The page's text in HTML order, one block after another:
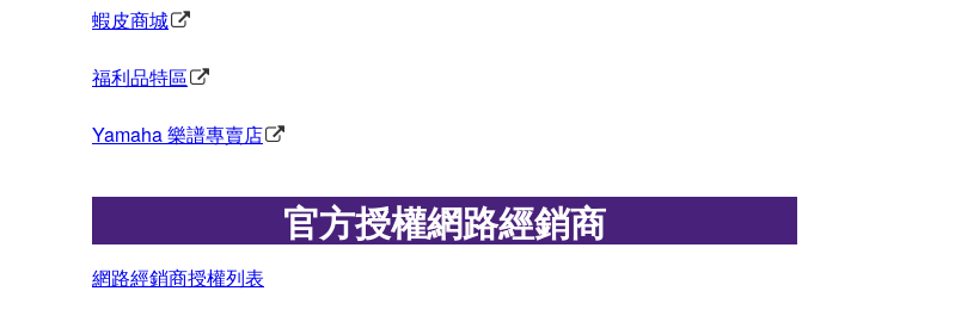
蝦皮商城
福利品特區
Yamaha 樂譜專賣店
官方授權網路經銷商
網路經銷商授權列表